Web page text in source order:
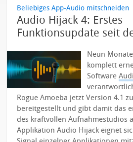
Beliebiges App-Audio mitschneiden
Audio Hijack 4: Erstes
Funktionsupdate seit
Neun Monate
komplett
Software
Rogue Amoeba jetzt Version 4.1
bereitgestellt und gibt damit das
des kraftvollen Aufnahmestudios
Applikation Audio Hijack eignet